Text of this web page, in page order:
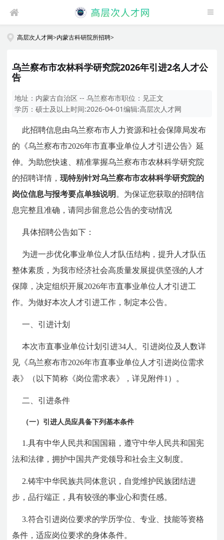
高层次人才网>内蒙古科研院所招聘>
乌兰察布市农林科学研究院2026年引进2名人才公
告
地址： 内蒙古自治区 -- 乌兰察布市职位： 见正文
学历：硕士及以上时间:2026-04-01编辑:高层次人才网
此招聘信息由乌兰察布市人力资源和社会保障局发布
的《乌兰察布市2026年市直事业单位人才引进公告》延
伸。为助您快速、精准掌握乌兰察布市农林科学研究院
的招聘详情，现特别针对乌兰察布市农林科学研究院的
岗位信息与报考要点单独说明 。为保证您获取的招聘信
息完整且准确，请同步留意总公告的变动情况
具体招聘公告如下：
为进一步优化事业单位人才队伍结构，提升人才队伍
整体素质， 为我市经济社会高质量发展提供坚强的人才
保障，决定组织开展2026年市直事业单位人才引进工
作。为做好本次人才引进工作，制定本公告。
一、引进计划
本次市直事业单位计划引进34 人。引进岗位及人数详
见《乌兰察布市2026年市直事业单位人才引进岗位需求
表》（以下简称《岗位需求表》，详见附件1）。
二、引进条件
（一）引进人员应具备下列基本条件
1.具有中华人民共和国国籍，遵守中华人民共和国宪
法和法律，拥护中国共产党领导和社会主义制度。
2.铸牢中华民族共同体意识，自觉维护民族团结进
步，品行端正，具有较强的事业心和责任感。
3.符合引进岗位要求的学历学位、专业、技能等资格
条件，适应岗位要求的身体条件。